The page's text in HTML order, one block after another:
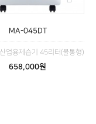
MA-045DT
업용제습기 45리터(물통형)
658,000원